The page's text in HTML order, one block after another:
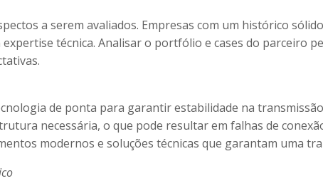
a serem avaliados. Empresas com um histórico
técnica. Analisar o portfólio e cases do parceiro
de ponta para garantir estabilidade na
necessária, o que pode resultar em falhas de
modernos e soluções técnicas que garantam uma